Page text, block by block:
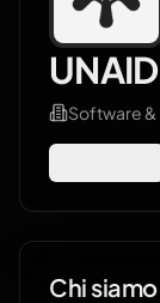
Software &
Chi siamo